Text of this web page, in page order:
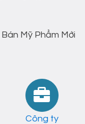
Mỹ Phẩm Mới
Công ty